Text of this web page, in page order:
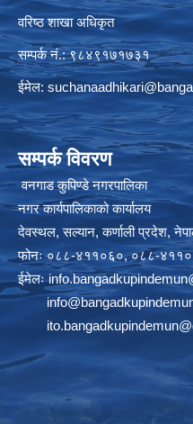
वरिष्ठ शाखा अधिकृत
सम्पर्क नं.: ९८४९१७१७३१
ईमेल:
सम्पर्क विवरण
वनगाड कुपिण्डे नगरपालिका
नगर कार्यपालिकाको कार्यालय
देवस्थल, सल्यान, कर्णाली प्रदेश,
फोनः ०८८-४११०६०, ०८८-
ईमेलः